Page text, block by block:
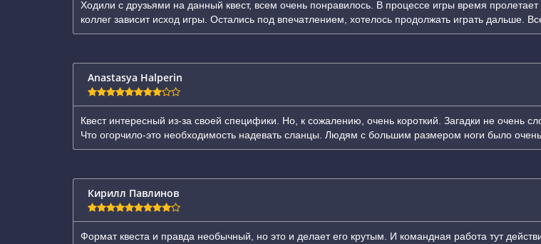
Ходили с друзьями на данный квест, всем очень понравилось. В процессе игры время
коллег зависит исход игры. Остались под впечатлением, хотелось продолжать играть дальше.
Anastasya Halperin
Квест интересный из-за своей специфики. Но, к сожалению, очень короткий. Загадки не очень
Что огорчило-это необходимость надевать сланцы. Людям с большим размером ноги было
Кирилл Павлинов
Формат квеста и правда необычный, но это и делает его крутым. И командная работа тут